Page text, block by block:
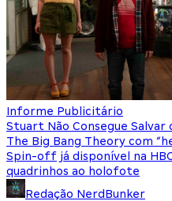
Informe Publicitário
Stuart Não Consegue Salvar
The Big Bang Theory com
Spin-off já disponível na
quadrinhos ao holofote
Redação NerdBunker